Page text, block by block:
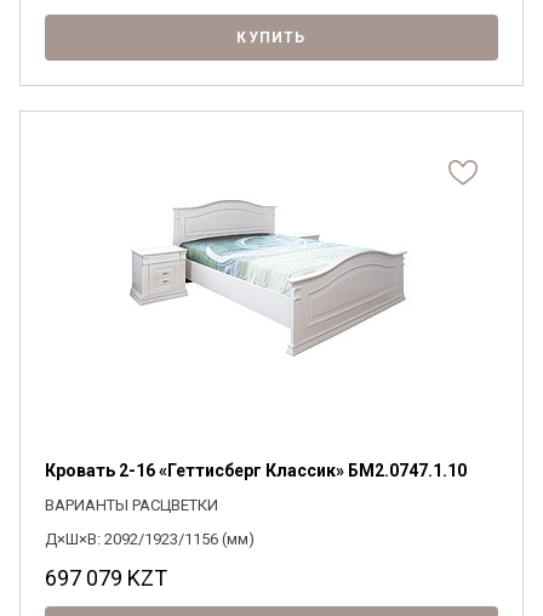
КУПИТЬ
Кровать 2-16 «Геттисберг Классик» БМ2.0747.1.10
ВАРИАНТЫ РАСЦВЕТКИ
Д×Ш×В: 2092/1923/1156 (мм)
697 079 KZT